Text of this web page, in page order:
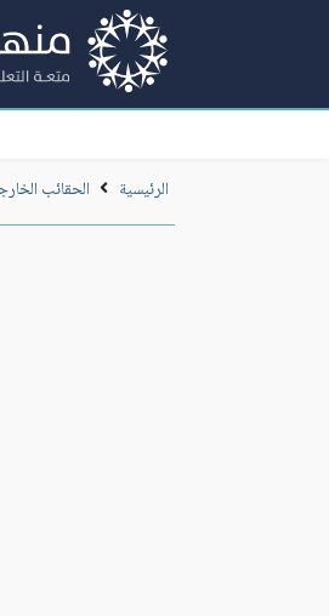
الرئيسية الحقائب